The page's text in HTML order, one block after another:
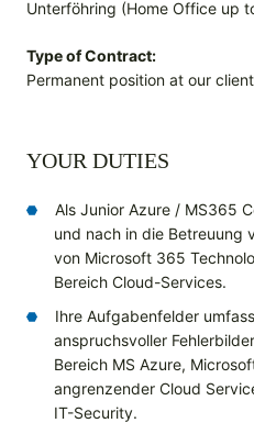
Unterföhring (Home Office up
Type of Contract:
Permanent position at our
YOUR DUTIES
Als Junior Azure / MS365
und nach in die Betreuung
von Microsoft 365
Bereich Cloud-Services.
Ihre Aufgabenfelder
anspruchsvoller
Bereich MS Azure,
angrenzender Cloud
IT-Security.